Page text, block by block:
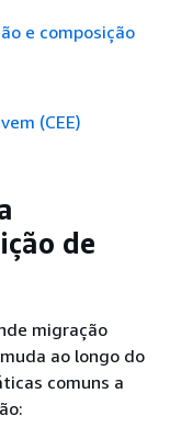
e composição
(CEE)
de
migração
ao longo do
comuns a